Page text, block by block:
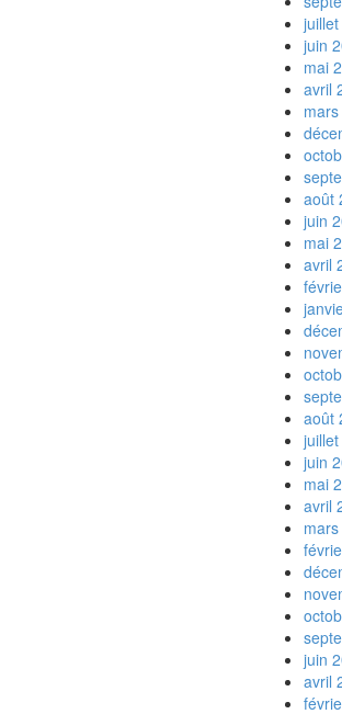
juin
mai
avril
août
juin
mai
avril
août
juin
mai
avril
juin
avril